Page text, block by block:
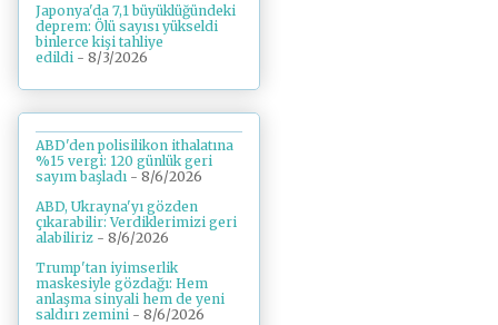
Japonya'da 7,1 büyüklüğündeki
deprem: Ölü sayısı yükseldi
binlerce kişi tahliye
edildi - 8/3/2026
ABD'den polisilikon ithalatına
%15 vergi: 120 günlük geri
sayım başladı - 8/6/2026
ABD, Ukrayna'yı gözden
çıkarabilir: Verdiklerimizi geri
alabiliriz - 8/6/2026
Trump'tan iyimserlik
maskesiyle gözdağı: Hem
anlaşma sinyali hem de yeni
saldırı zemini - 8/6/2026